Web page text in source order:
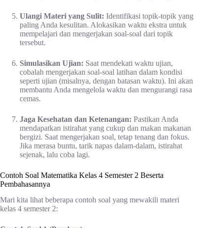
Ulangi Materi yang Sulit: Identifikasi topik-topik yang
paling Anda kesulitan. Alokasikan waktu ekstra untuk
mempelajari dan mengerjakan soal-soal dari topik
tersebut.
Simulasikan Ujian: Saat mendekati waktu ujian,
cobalah mengerjakan soal-soal latihan dalam kondisi
seperti ujian (misalnya, dengan batasan waktu). Ini akan
membantu Anda mengelola waktu dan mengurangi rasa
cemas.
Jaga Kesehatan dan Ketenangan: Pastikan Anda
mendapatkan istirahat yang cukup dan makan makanan
bergizi. Saat mengerjakan soal, tetap tenang dan fokus.
Jika merasa buntu, tarik napas dalam-dalam, istirahat
sejenak, lalu coba lagi.
Contoh Soal Matematika Kelas 4 Semester 2 Beserta
Pembahasannya
Mari kita lihat beberapa contoh soal yang mewakili materi
kelas 4 semester 2: